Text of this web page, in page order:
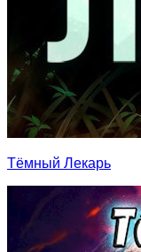
Тёмный Лекарь